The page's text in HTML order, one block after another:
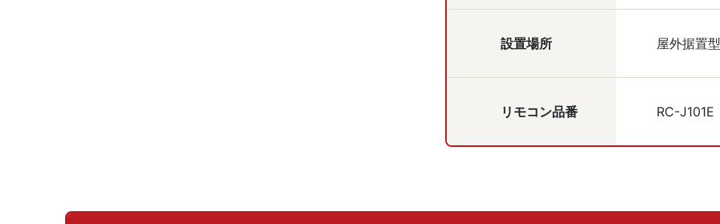
設置場所 屋外据置
リモコン品番 RC-J101E